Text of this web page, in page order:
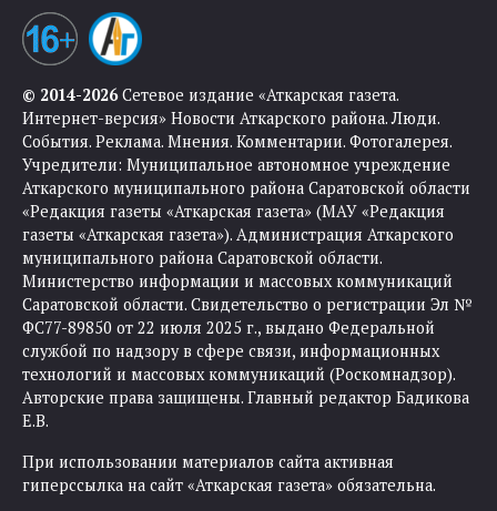
© 2014-2026Сетевое издание «Аткарская газета.
Интернет-версия» Новости Аткарского района. Люди.
События. Реклама. Мнения. Комментарии. Фотогалерея.
Учредители: Муниципальное автономное учреждение
Аткарского муниципального района Саратовской области
«Редакция газеты «Аткарская газета» (МАУ «Редакция
газеты «Аткарская газета»). Администрация Аткарского
муниципального района Саратовской области.
Министерство информации и массовых коммуникаций
Саратовской области. Свидетельство о регистрации Эл №
ФС77-89850 от 22 июля 2025 г., выдано Федеральной
службой по надзору в сфере связи, информационных
технологий и массовых коммуникаций (Роскомнадзор).
Авторские права защищены. Главный редактор Бадикова
Е.В.
При использовании материалов сайта активная
гиперссылка на сайт «Аткарская газета» обязательна.